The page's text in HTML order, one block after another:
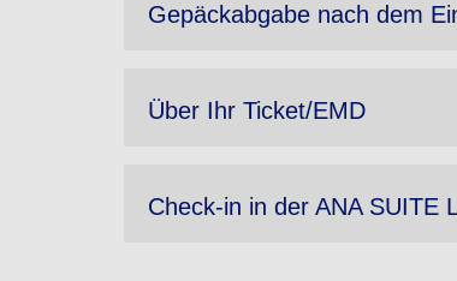
Gepäckabgabe nach dem
Über Ihr Ticket/EMD
Check-in in der ANA SUITE